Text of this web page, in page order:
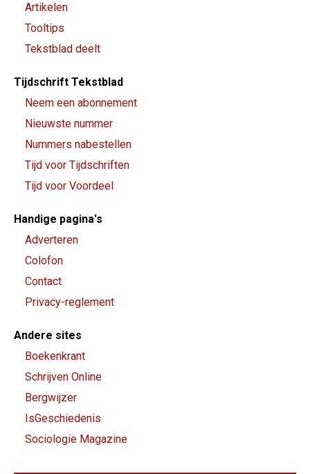
Artikelen
Tooltips
Tekstblad deelt
Tijdschrift Tekstblad
Neem een abonnement
Nieuwste nummer
Nummers nabestellen
Tijd voor Tijdschriften
Tijd voor Voordeel
Handige pagina's
Adverteren
Colofon
Contact
Privacy-reglement
Andere sites
Boekenkrant
Schrijven Online
Bergwijzer
IsGeschiedenis
Sociologie Magazine